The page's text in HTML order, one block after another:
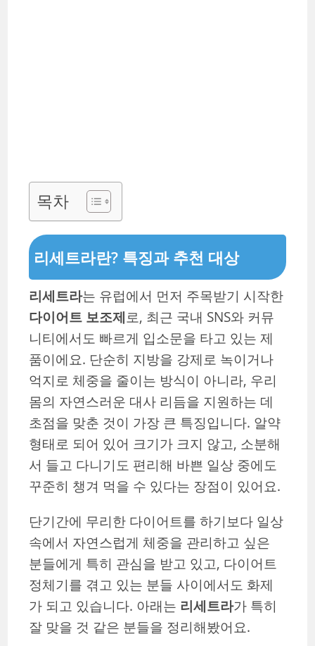
목차
리세트라란? 특징과 추천 대상
리세트라는 유럽에서 먼저 주목받기 시작한
다이어트 보조제로, 최근 국내 SNS와 커뮤
니티에서도 빠르게 입소문을 타고 있는 제
품이에요. 단순히 지방을 강제로 녹이거나
억지로 체중을 줄이는 방식이 아니라, 우리
몸의 자연스러운 대사 리듬을 지원하는 데
초점을 맞춘 것이 가장 큰 특징입니다. 알약
형태로 되어 있어 크기가 크지 않고, 소분해
서 들고 다니기도 편리해 바쁜 일상 중에도
꾸준히 챙겨 먹을 수 있다는 장점이 있어요.
단기간에 무리한 다이어트를 하기보다 일상
속에서 자연스럽게 체중을 관리하고 싶은
분들에게 특히 관심을 받고 있고, 다이어트
정체기를 겪고 있는 분들 사이에서도 화제
가 되고 있습니다. 아래는 리세트라가 특히
잘 맞을 것 같은 분들을 정리해봤어요.